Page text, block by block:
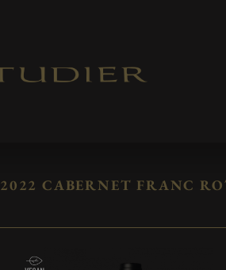
2022 CABERNET FRANC